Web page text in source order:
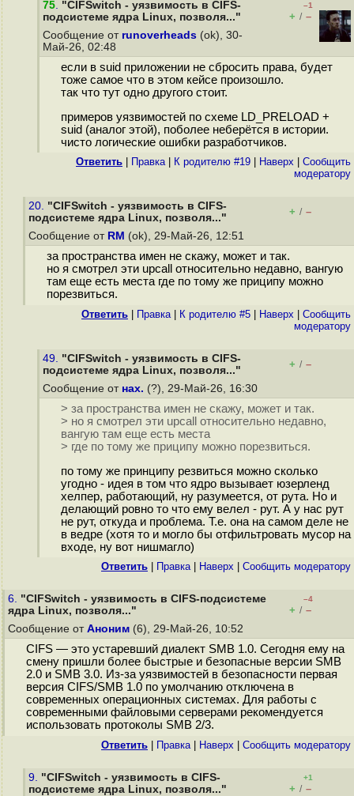
75. "CIFSwitch - уязвимость в CIFS-
подсистеме ядра Linux, позволя..."
–1
+ / –
Сообщение от runoverheads (ok), 30-
Май-26, 02:48
если в suid приложении не сбросить права, будет
тоже самое что в этом кейсе произошло.
так что тут одно другого стоит.
примеров уязвимостей по схеме LD_PRELOAD +
suid (аналог этой), поболее неберётся в истории.
чисто логические ошибки разработчиков.
Ответить Правка| К родителю #19 Наверх
Cообщить
модератору
20. "CIFSwitch - уязвимость в CIFS-
подсистеме ядра Linux, позволя..."
+ / –
Сообщение от RM (ok), 29-Май-26, 12:51
за пространства имен не скажу, может и так.
но я смотрел эти upcall относительно недавно, вангую
там еще есть места где по тому же приципу можно
порезвиться.
Ответить Правка| К родителю #5 Наверх
Cообщить
модератору
49. "CIFSwitch - уязвимость в CIFS-
подсистеме ядра Linux, позволя..."
+ / –
Сообщение от нах. (?), 29-Май-26, 16:30
> за пространства имен не скажу, может и так.
> но я смотрел эти upcall относительно недавно,
вангую там еще есть места
> где по тому же приципу можно порезвиться.
по тому же принципу резвиться можно сколько
угодно - идея в том что ядро вызывает юзерленд
хелпер, работающий, ну разумеется, от рута. Но и
делающий ровно то что ему велел - рут. А у нас рут
не рут, откуда и проблема. Т.е. она на самом деле не
в ведре (хотя то и могло бы отфильтровать мусор на
входе, ну вот нишмагло)
Ответить Правка| Наверх Cообщить модератору
6. "CIFSwitch - уязвимость в CIFS-подсистеме
ядра Linux, позволя..."
–4
+ / –
Сообщение от Аноним (6), 29-Май-26, 10:52
CIFS — это устаревший диалект SMB 1.0. Сегодня ему на
смену пришли более быстрые и безопасные версии SMB
2.0 и SMB 3.0. Из-за уязвимостей в безопасности первая
версия CIFS/SMB 1.0 по умолчанию отключена в
современных операционных системах. Для работы с
современными файловыми серверами рекомендуется
использовать протоколы SMB 2/3.
Ответить Правка| Наверх Cообщить модератору
9. "CIFSwitch - уязвимость в CIFS-
подсистеме ядра Linux, позволя..."
+1
+ / –